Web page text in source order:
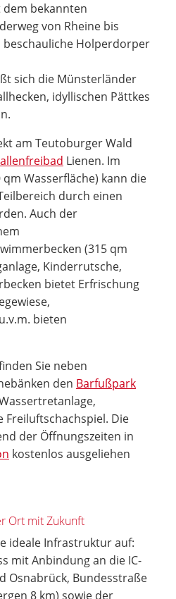
bekannten
von Rheine bis
Holperdorper
sich die Münsterländer
idyllischen Pättkes
am Teutoburger Wald
Lienen. Im
Wasserfläche) kann die
durch einen
Auch der
(315 qm
Kinderrutsche,
bietet Erfrischung
bieten
Sie neben
den Barfußpark
Freiluftschachspiel. Die
der Öffnungszeiten in
kostenlos ausgeliehen
Ort mit Zukunft
ideale Infrastruktur auf:
mit Anbindung an die IC-
Osnabrück, Bundesstraße
8 km) sowie der